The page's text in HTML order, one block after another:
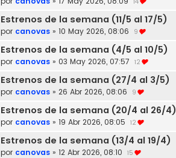
Estrenos de la semana (11/5 al 17/5)
por canovas » 10 May 2026, 08:06 9
Estrenos de la semana (4/5 al 10/5)
por canovas » 03 May 2026, 07:57 12
Estrenos de la semana (27/4 al 3/5)
por canovas » 26 Abr 2026, 08:06 9
Estrenos de la semana (20/4 al 26/4)
por canovas » 19 Abr 2026, 08:05 12
Estrenos de la semana (13/4 al 19/4)
por canovas » 12 Abr 2026, 08:10 15